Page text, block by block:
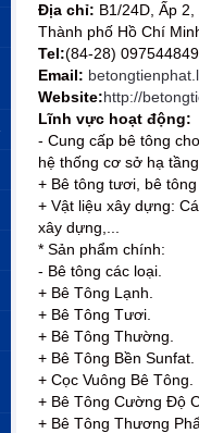
Địa chỉ: B1/24D, Ấp
Thành phố Hồ Chí
Tel:(84-28)
Email:
Website:http://
Lĩnh vực hoạt động:
- Cung cấp bê tông
hệ thống cơ sở hạ
+ Bê tông tươi, bê
+ Vật liệu xây dựng:
xây dựng,...
* Sản phẩm chính:
- Bê tông các loại.
+ Bê Tông Lạnh.
+ Bê Tông Tươi.
+ Bê Tông Thường.
+ Bê Tông Bền Sunfat.
+ Cọc Vuông Bê Tông.
+ Bê Tông Cường Độ
+ Bê Tông Thương